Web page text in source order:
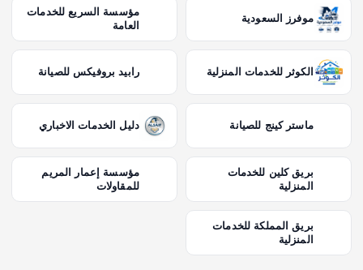
موفرز السعودية
مؤسسة السريع للخدمات
العامة
الكوثر للخدمات المنزلية رابيد بروفيكس للصيانة
ماستر كينج للصيانة دليل الخدمات الاخباري
بريق كلين للخدمات
المنزلية
مؤسسة إعمار المريم
للمقاولات
بريق المملكة للخدمات
المنزلية